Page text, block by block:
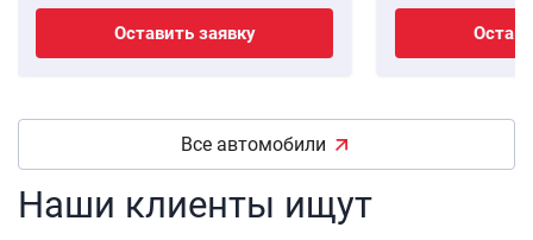
Оставить заявку
Все автомобили
Наши клиенты ищут